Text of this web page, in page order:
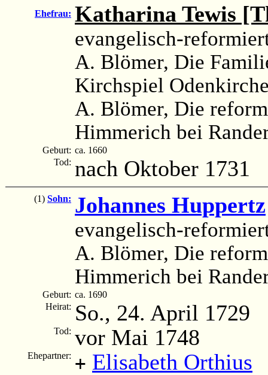
Ehefrau: Katharina Tewis
evangelisch-
A. Blömer, Die
Kirchspiel
A. Blömer, Die
Himmerich bei
Geburt: ca. 1660
Tod: nach Oktober 1731
(1) Sohn: Johannes Huppertz
evangelisch-
A. Blömer, Die
Himmerich bei
Geburt: ca. 1690
Heirat: So., 24. April 1729
Tod: vor Mai 1748
Ehepartner: + Elisabeth Orthius